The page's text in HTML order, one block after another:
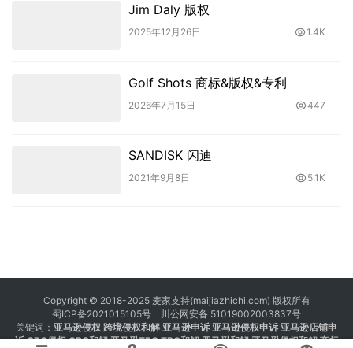
Jim Daly 版权
2025年12月26日 1.4K
Golf Shots 商标&版权&专利
2026年7月15日 447
SANDISK 闪迪
2021年9月8日 5.1K
Copyright © 2018-2025 麦家支持(maijiazhichi.com) 版权所有
蜀ICP备2021015105号
川公网安备 51019002003837号
关键词： 亚马逊侵权 跨境侵权和解 亚马逊申诉 亚马逊侵权申诉 亚马逊店铺申
诉 GBC侵权 GBC和解 亚马逊TRO TRO和解 亚马逊和解 亚马逊侵权和解商标